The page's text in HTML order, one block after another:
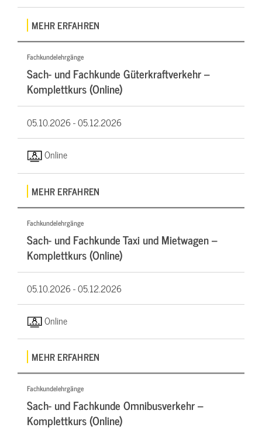
MEHR ERFAHREN
Fachkundelehrgänge
Sach- und Fachkunde Güterkraftverkehr –
Komplettkurs (Online)
05.10.2026 -05.12.2026
Online
MEHR ERFAHREN
Fachkundelehrgänge
Sach- und Fachkunde Taxi und Mietwagen –
Komplettkurs (Online)
05.10.2026 -05.12.2026
Online
MEHR ERFAHREN
Fachkundelehrgänge
Sach- und Fachkunde Omnibusverkehr –
Komplettkurs (Online)